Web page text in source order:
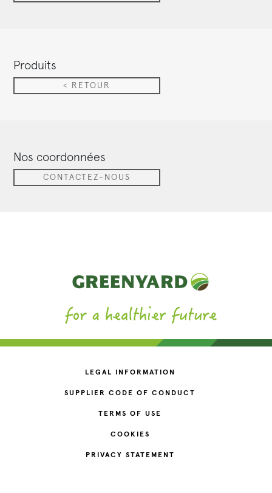
Produits
< RETOUR
Nos coordonnées
CONTACTEZ-NOUS
LEGAL INFORMATION
SUPPLIER CODE OF CONDUCT
TERMS OF USE
COOKIES
PRIVACY STATEMENT